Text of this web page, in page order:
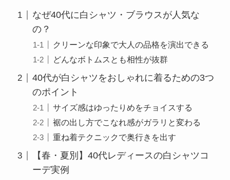
なぜ40代に白シャツ・ブラウスが人気な
の？
クリーンな印象で大人の品格を演出できる
どんなボトムスとも相性が抜群
40代が白シャツをおしゃれに着るための3つ
のポイント
サイズ感はゆったりめをチョイスする
裾の出し方でこなれ感がガラリと変わる
重ね着テクニックで奥行きを出す
【春・夏別】40代レディースの白シャツコ
ーデ実例